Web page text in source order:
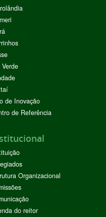
de Inovação
de Referência
Organizacional
do reitor